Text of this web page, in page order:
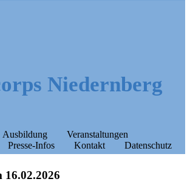
Niedernberg
Ausbildung
Veranstaltungen
Presse-Infos Kontakt Datenschutz
16.02.2026